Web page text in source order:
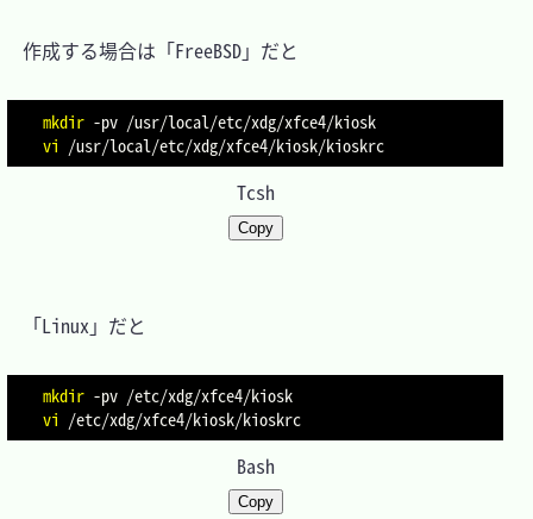
作成する場合は「FreeBSD」だと
mkdir -pv
vi
Tcsh
Copy
「Linux」だと
mkdir -pv
vi
Bash
Copy